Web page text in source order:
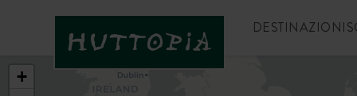
DESTINAZIONI
+